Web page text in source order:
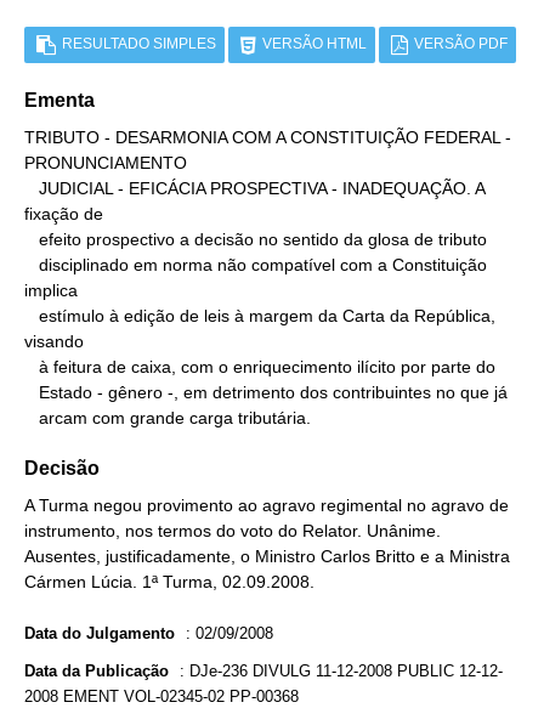
RESULTADO SIMPLES VERSÃO HTML VERSÃO PDF
Ementa
TRIBUTO - DESARMONIA COM A CONSTITUIÇÃO FEDERAL -
PRONUNCIAMENTO
fixação de
implica
visando
   arcam com grande carga tributária.
Decisão
A Turma negou provimento ao agravo regimental no agravo de
instrumento, nos termos do voto do Relator. Unânime.
Ausentes, justificadamente, o Ministro Carlos Britto e a Ministra
Cármen Lúcia. 1ª Turma, 02.09.2008.
Data do Julgamento : 02/09/2008
Data da Publicação : DJe-236 DIVULG 11-12-2008 PUBLIC 12-12-
2008 EMENT VOL-02345-02 PP-00368